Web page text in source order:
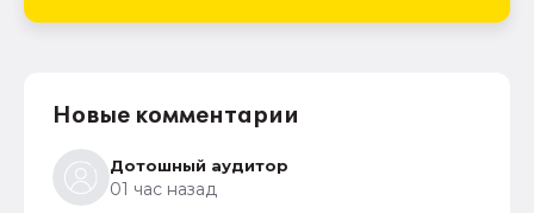
Новые комментарии
Дотошный аудитор
01 час назад